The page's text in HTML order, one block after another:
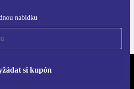
nabídku
si kupón
- RETHINK NEW.